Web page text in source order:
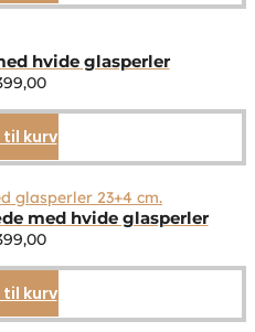
hvide glasperler
kurv
med hvide glasperler
kurv